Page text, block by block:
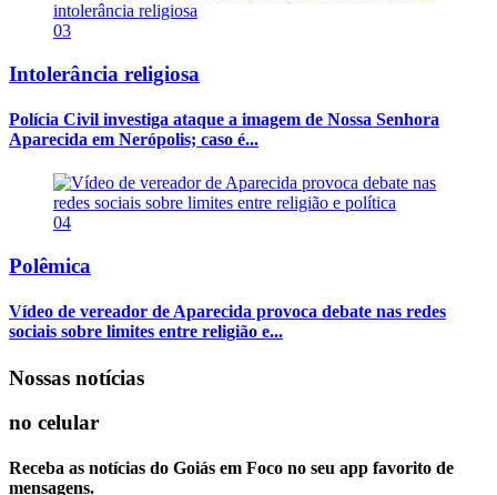
03
Intolerância religiosa
Polícia Civil investiga ataque a imagem de Nossa Senhora
Aparecida em Nerópolis; caso é...
04
Polêmica
Vídeo de vereador de Aparecida provoca debate nas redes
sociais sobre limites entre religião e...
Nossas notícias
no celular
Receba as notícias do Goiás em Foco no seu app favorito de
mensagens.